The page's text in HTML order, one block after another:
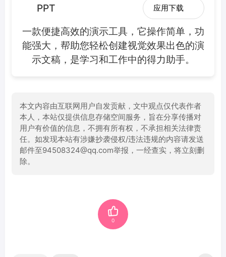
PPT 应用下载
一款便捷高效的演示工具，它操作简单，功
能强大，帮助您轻松创建视觉效果出色的演
示文稿，是学习和工作中的得力助手。
本文内容由互联网用户自发贡献，文中观点仅代表作者
本人，本站仅提供信息存储空间服务，旨在分享传播对
用户有价值的信息，不拥有所有权，不承担相关法律责
任。如发现本站有涉嫌抄袭侵权/违法违规的内容请发送
邮件至94508324@qq.com举报，一经查实，将立刻删
除。
0